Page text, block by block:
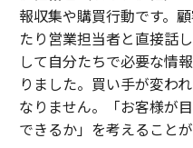
報収集や購買行動です。
たり営業担当者と直接話
して自分たちで必要な情
りました。買い手が変わ
なりません。「お客様が
できるか」を考えること